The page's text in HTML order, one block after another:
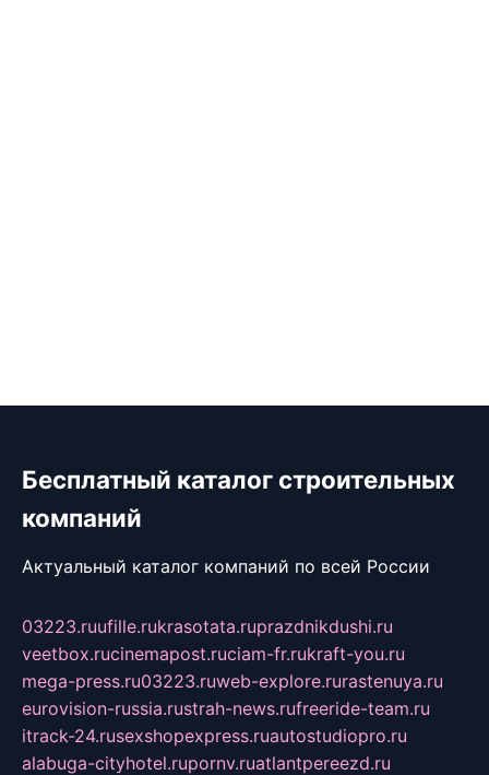
Бесплатный каталог строительных
компаний
Актуальный каталог компаний по всей России
03223.ruufille.rukrasotata.ruprazdnikdushi.ru
veetbox.rucinemapost.ruciam-fr.rukraft-you.ru
mega-press.ru03223.ruweb-explore.rurastenuya.ru
eurovision-russia.rustrah-news.rufreeride-team.ru
itrack-24.rusexshopexpress.ruautostudiopro.ru
alabuga-cityhotel.rupornv.ruatlantpereezd.ru